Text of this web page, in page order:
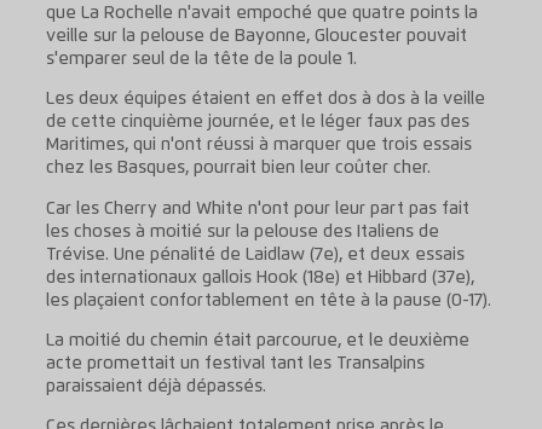
que La Rochelle n'avait empoché que quatre points la
veille sur la pelouse de Bayonne, Gloucester pouvait
s'emparer seul de la tête de la poule 1.
Les deux équipes étaient en effet dos à dos à la veille
de cette cinquième journée, et le léger faux pas des
Maritimes, qui n'ont réussi à marquer que trois essais
chez les Basques, pourrait bien leur coûter cher.
Car les Cherry and White n'ont pour leur part pas fait
les choses à moitié sur la pelouse des Italiens de
Trévise. Une pénalité de Laidlaw (7e), et deux essais
des internationaux gallois Hook (18e) et Hibbard (37e),
les plaçaient confortablement en tête à la pause (0-17).
La moitié du chemin était parcourue, et le deuxième
acte promettait un festival tant les Transalpins
paraissaient déjà dépassés.